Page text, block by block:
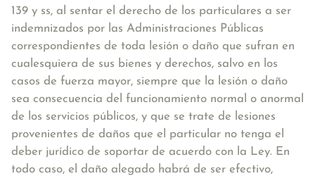
139 y ss, al sentar el derecho de los particulares a ser
indemnizados por las Administraciones Públicas
correspondientes de toda lesión o daño que sufran en
cualesquiera de sus bienes y derechos, salvo en los
casos de fuerza mayor, siempre que la lesión o daño
sea consecuencia del funcionamiento normal o anormal
de los servicios públicos, y que se trate de lesiones
provenientes de daños que el particular no tenga el
deber jurídico de soportar de acuerdo con la Ley. En
todo caso, el daño alegado habrá de ser efectivo,